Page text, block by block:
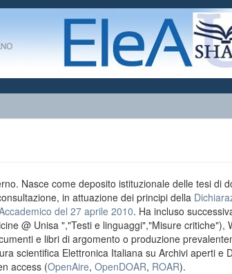
Nasce come deposito istituzionale delle tesi di
in attuazione dei principi della
del 27 aprile 2010. Ha incluso
@ Unisa ","Testi e linguaggi","Misure critiche"),
e libri di argomento o produzione
scientifica Elettronica Italiana su Archivi aperti e
access (OpenAire, OpenDOAR, ROAR).